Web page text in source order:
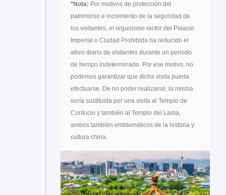
*Nota: Por motivos de protección del
patrimonio e incremento de la seguridad de
los visitantes, el organismo rector del Palacio
Imperial o Ciudad Prohibida ha reducido el
aforo diario de visitantes durante un periodo
de tiempo indeterminado. Por ese motivo, no
podemos garantizar que dicha visita pueda
efectuarse. De no poder realizarse, la misma
sería sustituida por una visita al Templo de
Confucio y también al Templo del Lama,
ambos también emblemáticos de la historia y
cultura china.